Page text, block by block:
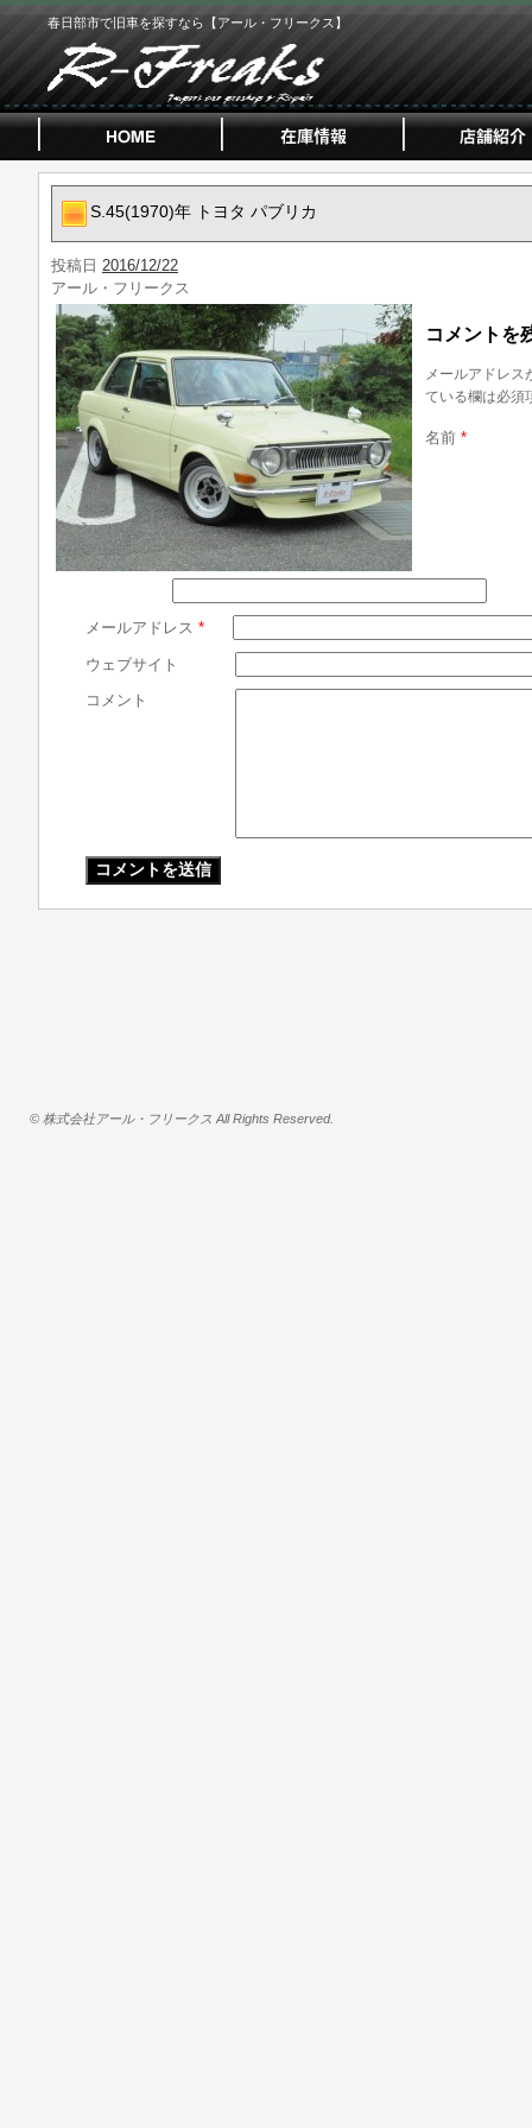
春日部市で旧車を探すなら【アール・フリークス】
S.45(1970)年 トヨタ パブリカ
投稿日 2016/12/22
アール・フリークス
コメントを
メールアドレス
ている欄は必須
名前 *
メールアドレス *
ウェブサイト
コメント
© 株式会社アール・フリークス All Rights Reserved.